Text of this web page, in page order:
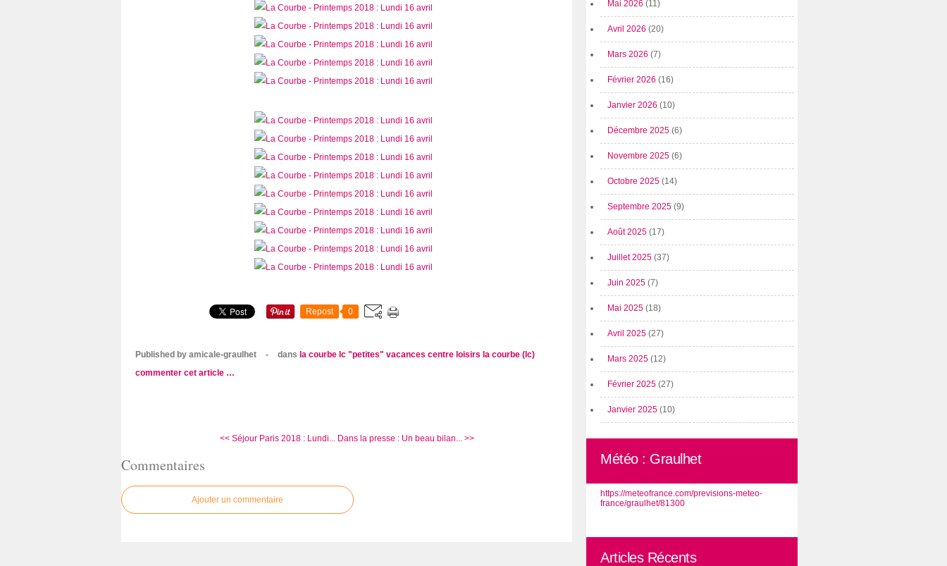
Repost 0
Published by amicale-graulhet - dans la courbe lc "petites" vacances centre loisirs la courbe (lc)
commenter cet article …
<< Séjour Paris 2018 : Lundi... Dans la presse : Un beau bilan... >>
Commentaires
Ajouter un commentaire
Mai 2026 (11)
Avril 2026 (20)
Mars 2026 (7)
Février 2026 (16)
Janvier 2026 (10)
Décembre 2025 (6)
Novembre 2025 (6)
Octobre 2025 (14)
Septembre 2025 (9)
Août 2025 (17)
Juillet 2025 (37)
Juin 2025 (7)
Mai 2025 (18)
Avril 2025 (27)
Mars 2025 (12)
Février 2025 (27)
Janvier 2025 (10)
Météo : Graulhet
https://meteofrance.com/previsions-meteo-
france/graulhet/81300
Articles Récents